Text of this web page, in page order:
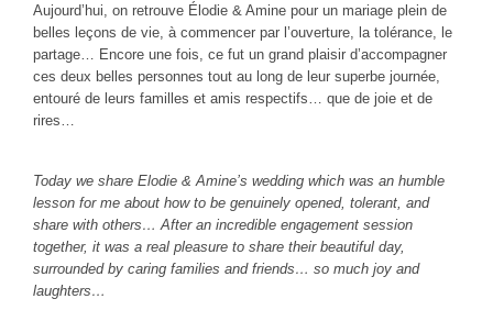
Aujourd’hui, on retrouve Élodie & Amine pour un mariage plein de
belles leçons de vie, à commencer par l’ouverture, la tolérance, le
partage… Encore une fois, ce fut un grand plaisir d’accompagner
ces deux belles personnes tout au long de leur superbe journée,
entouré de leurs familles et amis respectifs… que de joie et de
rires…
Today we share Elodie & Amine’s wedding which was an humble
lesson for me about how to be genuinely opened, tolerant, and
share with others… After an incredible engagement session
together, it was a real pleasure to share their beautiful day,
surrounded by caring families and friends… so much joy and
laughters…